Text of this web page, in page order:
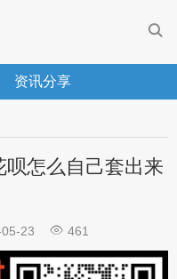

资讯分享
呗怎么自己套出来
05-23  461